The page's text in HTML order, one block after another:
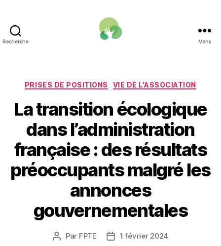
Recherche
pour
transition
écologique
Menu
Catégories
PRISES DE POSITIONS VIE DE L'ASSOCIATION
La transition écologique
dans l’administration
française : des résultats
préoccupants malgré les
annonces
gouvernementales
Auteur
Par FPTE
Date1 février 2024